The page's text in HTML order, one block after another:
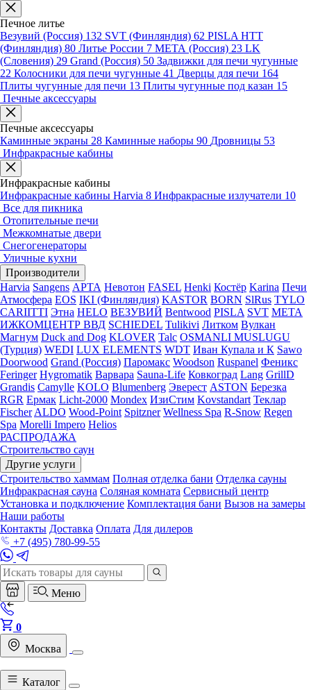
Печное литье
Везувий (Россия) 132 SVT (Финляндия) 62 PISLA HTT
(Финляндия) 80 Литье России 7 МЕТА (Россия) 23 LK
(Словения) 29 Grand (Россия) 50 Задвижки для печи чугунные
22 Колосники для печи чугунные 41 Дверцы для печи 164
Плиты чугунные для печи 13 Плиты чугунные под казан 15
Печные аксессуары
Печные аксессуары
Каминные экраны 28 Каминные наборы 90 Дровницы 53
Инфракрасные кабины
Инфракрасные кабины
Инфракрасные кабины Harvia 8 Инфракрасные излучатели 10
Все для пикника
Отопительные печи
Межкомнатые двери
Снегогенераторы
Уличные кухни
Производители
Harvia Sangens АРТА Невотон FASEL Henki Костёр Karina Печи
Атмосфера EOS IKI (Финляндия) KASTOR BORN SlRus TYLO
CARIITTI Этна HELO ВЕЗУВИЙ Bentwood PISLA SVT МЕТА
ИЖКОМЦЕНТР ВВД SCHIEDEL Tulikivi Литком Вулкан
Магнум Duck and Dog KLOVER Talc OSMANLI MUSLUGU
(Турция) WEDI LUX ELEMENTS WDT Иван Купала и К Sawo
Doorwood Grand (Россия) Паромакс Woodson Ruspanel Феникс
Feringer Hygromatik Варвара Sauna-Life Ковкоград Lang GrillD
Grandis Camylle KOLO Blumenberg Эверест ASTON Березка
RGR Ермак Licht-2000 Mondex ИзиСтим Kovstandart Теклар
Fischer ALDO Wood-Point Spitzner Wellness Spa R-Snow Regen
Spa Morelli Impero Helios
РАСПРОДАЖА
Строительство саун
Другие услуги
Строительство хаммам Полная отделка бани Отделка сауны
Инфракрасная сауна Соляная комната Сервисный центр
Установка и подключение Комплектация бани Вызов на замеры
Наши работы
Контакты Доставка Оплата Для дилеров
+7 (495) 780-99-55
Меню
0
Москва
Каталог